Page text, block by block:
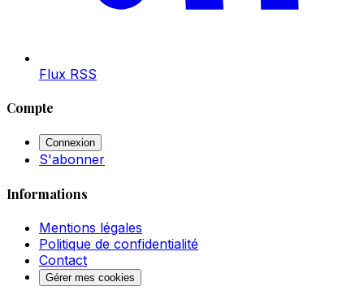
Flux RSS
Compte
Connexion
S'abonner
Informations
Mentions légales
Politique de confidentialité
Contact
Gérer mes cookies